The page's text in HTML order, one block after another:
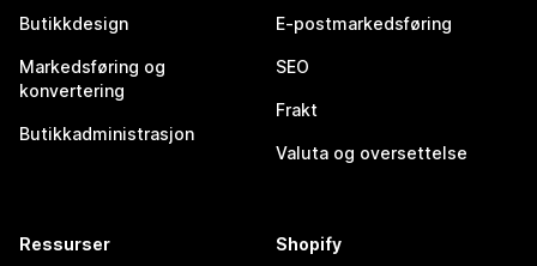
Butikkdesign
Markedsføring og
konvertering
Butikkadministrasjon
E-postmarkedsføring
SEO
Frakt
Valuta og oversettelse
Ressurser Shopify